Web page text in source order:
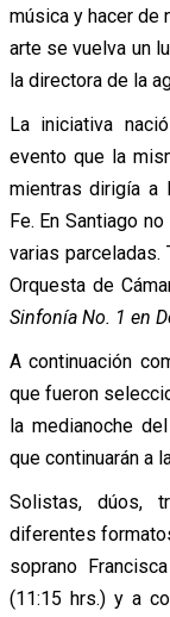
música y hacer de
arte se vuelva un
la directora de la
La iniciativa
evento que la
mientras dirigía a
Fe. En Santiago
varias
Orquesta de
Sinfonía No. 1 en
A continuación
que fueron
la medianoche
que continuarán a
Solistas, dúos,
diferentes
soprano
(11:15 hrs.) y a